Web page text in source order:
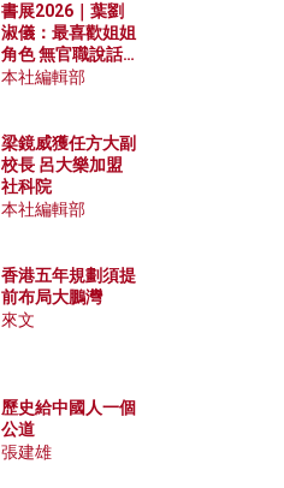
書展2026｜葉劉
淑儀：最喜歡姐姐
角色 無官職說話
包袱少
本社編輯部
梁鏡威獲任方大副
校長 呂大樂加盟
社科院
本社編輯部
香港五年規劃須提
前布局大鵬灣
來文
歷史給中國人一個
公道
張建雄